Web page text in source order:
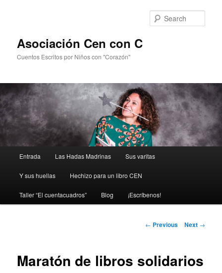
Asociación Cen con C
Cuentos Escritos por Niños con "Corazón"
Skip
to
primary
Entrada Las Hadas Madrinas Sus varitas
Y sus huellas Hechizo para un libro CEN
Taller “El cuentacuadros” Blog ¡Escríbenos!
Post
← Previous Next →
Maratón de libros solidarios